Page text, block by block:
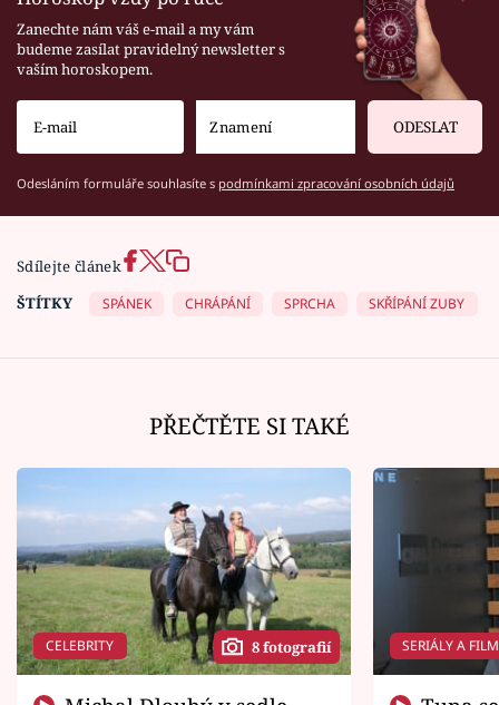
Zanechte nám váš e-mail a my vám
budeme zasílat pravidelný newsletter s
vaším horoskopem.
ODESLAT
Odesláním formuláře souhlasíte s podmínkami zpracování osobních údajů
Sdílejte článek
ŠTÍTKY
SPÁNEK CHRÁPÁNÍ SPRCHA SKŘÍPÁNÍ ZUBY
PŘEČTĚTE SI TAKÉ
CELEBRITY 8 fotografií SERIÁLY A